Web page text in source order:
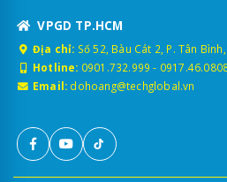
VPGD TP.HCM
Địa chỉ: Số 52, Bàu Cát 2, P. Tân
Hotline: 0901.732.999 -
Email: dohoang@techglobal.vn